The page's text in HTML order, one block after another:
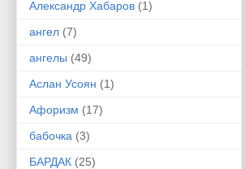
Александр Хабаров (1)
ангел (7)
ангелы (49)
Аслан Усоян (1)
Афоризм (17)
бабочка (3)
БАРДАК (25)